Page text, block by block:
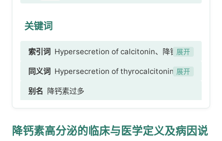
关键词
索引词 Hypersecretion of calcitonin、降钙素高
分泌、甲状腺降钙素高分泌、甲状腺C细胞增生
[possible translation]、甲状腺C细胞增生
展开
同义词 Hypersecretion of thyrocalcitonin、C-
cell hyperplasia of thyroid
展开
别名 降钙素过多
降钙素高分泌的临床与医学定义及病因说